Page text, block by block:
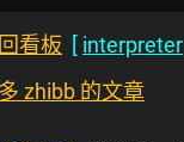
看板 [ interpreter
zhibb 的文章